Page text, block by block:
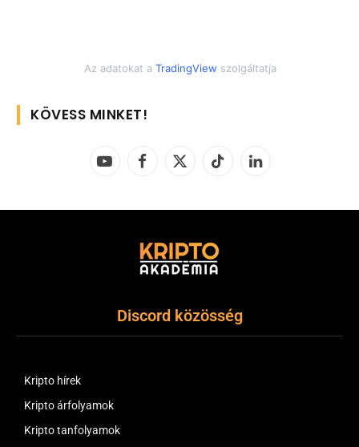
Az adatokat a TradingView szolgáltatja
KÖVESS MINKET!
YouTubeFacebook
X
TikTok LinkedIn
Discord közösség
Kripto hírek
Kripto árfolyamok
Kripto tanfolyamok